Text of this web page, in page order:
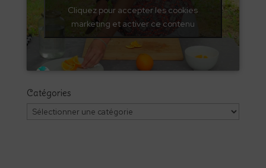
Cliquez pour accepter les cookies
marketing et activer ce contenu
Catégories
Catégories